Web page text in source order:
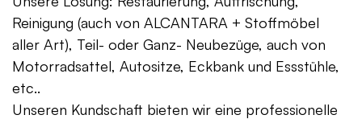
Reinigung (auch von ALCANTARA + Stoffmöbel
aller Art), Teil- oder Ganz- Neubezüge, auch von
Motorradsattel, Autositze, Eckbank und Essstühle,
etc..
Unseren Kundschaft bieten wir eine professionelle